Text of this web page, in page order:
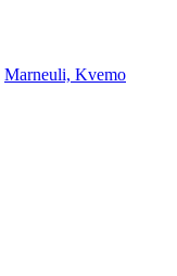
Marneuli, Kvemo